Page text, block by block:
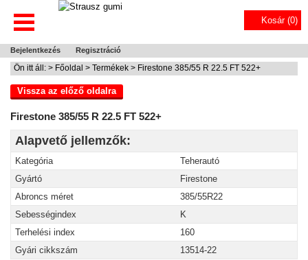
Kosár (0)
Bejelentkezés Regisztráció
Ön itt áll: > Főoldal > Termékek > Firestone 385/55 R 22.5 FT 522+
Vissza az előző oldalra
Firestone 385/55 R 22.5 FT 522+
Alapvető jellemzők:
Kategória
Teherautó
Gyártó
Firestone
Abroncs méret
385/55R22
Sebességindex
K
Terhelési index
160
Gyári cikkszám
13514-22